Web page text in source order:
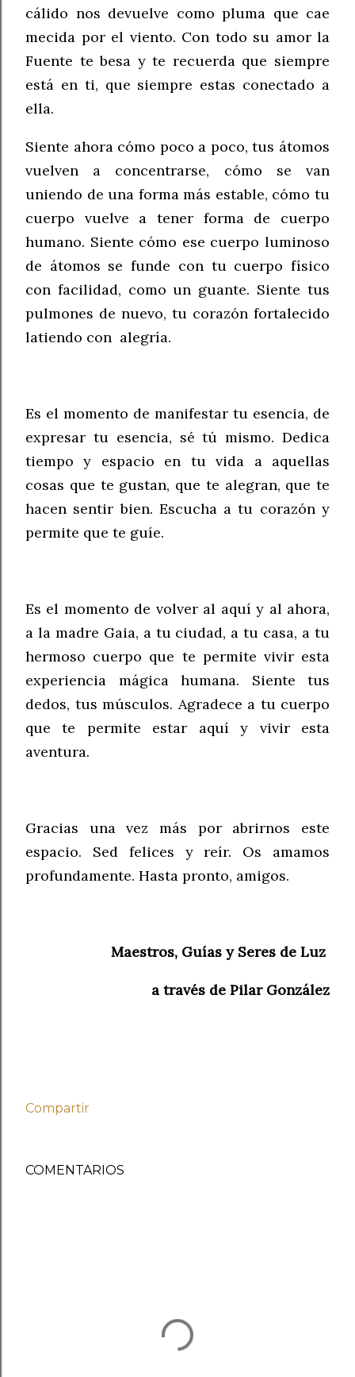
cálido nos devuelve como pluma que cae
mecida por el viento. Con todo su amor la
Fuente te besa y te recuerda que siempre
está en ti, que siempre estas conectado a
ella.
Siente ahora cómo poco a poco, tus átomos
vuelven a concentrarse, cómo se van
uniendo de una forma más estable, cómo tu
cuerpo vuelve a tener forma de cuerpo
humano. Siente cómo ese cuerpo luminoso
de átomos se funde con tu cuerpo físico
con facilidad, como un guante. Siente tus
pulmones de nuevo, tu corazón fortalecido
latiendo con alegría.
Es el momento de manifestar tu esencia, de
expresar tu esencia, sé tú mismo. Dedica
tiempo y espacio en tu vida a aquellas
cosas que te gustan, que te alegran, que te
hacen sentir bien. Escucha a tu corazón y
permite que te guíe.
Es el momento de volver al aquí y al ahora,
a la madre Gaia, a tu ciudad, a tu casa, a tu
hermoso cuerpo que te permite vivir esta
experiencia mágica humana. Siente tus
dedos, tus músculos. Agradece a tu cuerpo
que te permite estar aquí y vivir esta
aventura.
Gracias una vez más por abrirnos este
espacio. Sed felices y reír. Os amamos
profundamente. Hasta pronto, amigos.
Maestros, Guías y Seres de Luz
a través de Pilar González
Compartir
COMENTARIOS